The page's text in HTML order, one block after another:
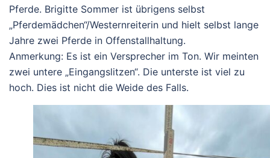
Pferde. Brigitte Sommer ist übrigens selbst
„Pferdemädchen“/Westernreiterin und hielt selbst lange
Jahre zwei Pferde in Offenstallhaltung.
Anmerkung: Es ist ein Versprecher im Ton. Wir meinten
zwei untere „Eingangslitzen“. Die unterste ist viel zu
hoch. Dies ist nicht die Weide des Falls.